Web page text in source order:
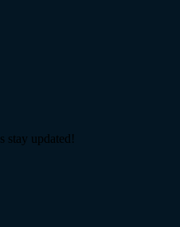
stay updated!